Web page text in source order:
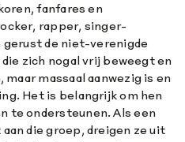
fanfares en
rapper, singer-
de niet-verenigde
zich nogal vrij beweegt en
massaal aanwezig is en
Het is belangrijk om hen
te ondersteunen. Als een
die groep, dreigen ze uit